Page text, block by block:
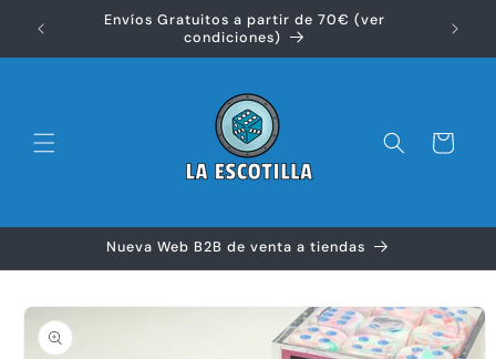
directamenteEnvíos Gratuitos a partir de 70€ (ver
condiciones)
Carrito
Nueva Web B2B de venta a tiendas
directamente
a la
información